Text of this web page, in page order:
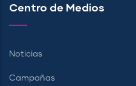
Centro de Medios
Noticias
Campañas